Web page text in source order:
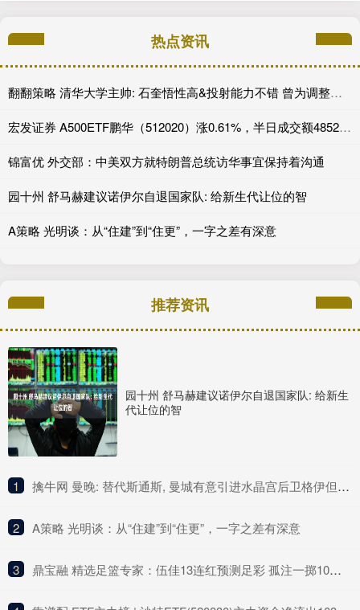
热点资讯
翻翻策略 清华大学主帅: 石奎悟性高&投射能力不错 曾为调整透露苦练一年多
宏发证券 A500ETF鹏华（512020）涨0.61%，半日成交额4852.85万元
锦富优 外交部：中美双方就特朗普总统访华事宜保持着沟通
园十州 舒马赫建议诺伊尔自退国家队: 给新生代让位的智
A策略 光明谈：从“住建”到“住更”，一字之差有深意
推荐资讯
园十州 舒马赫建议诺伊尔自退国家队: 给新生
代让位的智
1 ​擒牛网 曼晚: 替代斯通斯, 曼城有意引进水晶宫后卫格伊但将面对多队竞争
2 ​A策略 光明谈：从“住建”到“住更”，一字之差有深意
3 ​鼎宝融 精选足篮专家：伍佳13连红预测足彩 孤注一掷10连红